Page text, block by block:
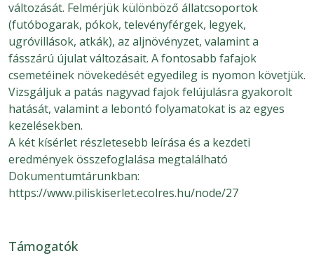
változását. Felmérjük különböző állatcsoportok
(futóbogarak, pókok, televényférgek, legyek,
ugróvillások, atkák), az aljnövényzet, valamint a
fásszárú újulat változásait. A fontosabb fafajok
csemetéinek növekedését egyedileg is nyomon követjük.
Vizsgáljuk a patás nagyvad fajok felújulásra gyakorolt
hatását, valamint a lebontó folyamatokat is az egyes
kezelésekben.
A két kísérlet részletesebb leírása és a kezdeti
eredmények összefoglalása megtalálható
Dokumentumtárunkban:
https://www.piliskiserlet.ecolres.hu/node/27
Támogatók